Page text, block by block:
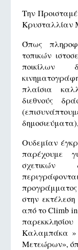
Την
Κρυσταλλίαν
Όπως
τοπικών
ποικίλων
πλαίσια
διεθνούς
Ουδεμίαν
παρέχουμε
στην
από το Climb
Καλαμπάκα »
Μετεώρων»,